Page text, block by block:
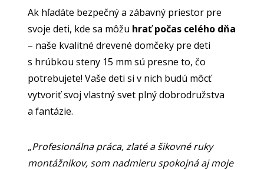
Ak hľadáte bezpečný a zábavný priestor pre
svoje deti, kde sa môžu hrať počas celého dňa
– naše kvalitné drevené domčeky pre deti
s hrúbkou steny 15 mm sú presne to, čo
potrebujete! Vaše deti si v nich budú môcť
vytvoriť svoj vlastný svet plný dobrodružstva
a fantázie.
„Profesionálna práca, zlaté a šikovné ruky
montážnikov, som nadmieru spokojná aj moje